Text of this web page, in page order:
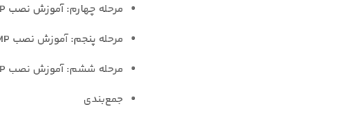
مرحله چهارم: آموزش نصب LAMP؛ ایجاد یک هاست مجازی برای وب سایت
مرحله پنجم: آموزش نصب LAMP؛ تست پردازش PHP روی وب سرور
مرحله ششم: آموزش نصب LAMP؛ تست اتصال دیتابیس از PHP (اختیاری)
جمع‌بندی